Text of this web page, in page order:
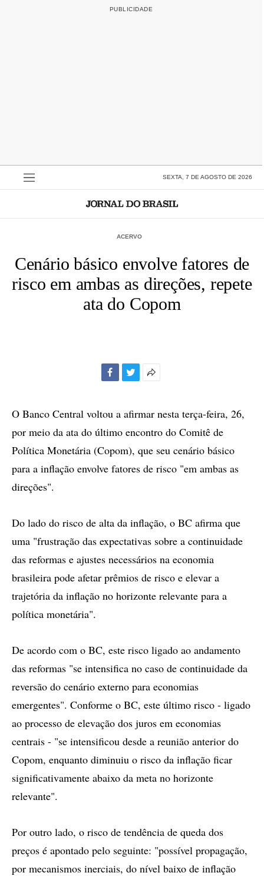
SEXTA, 7 DE AGOSTO DE 2026
ACERVO
Cenário básico envolve fatores de
risco em ambas as direções, repete
ata do Copom
compartilhamento
O Banco Central voltou a afirmar nesta terça-feira, 26,
por meio da ata do último encontro do Comitê de
Política Monetária (Copom), que seu cenário básico
para a inflação envolve fatores de risco "em ambas as
direções".
Do lado do risco de alta da inflação, o BC afirma que
uma "frustração das expectativas sobre a continuidade
das reformas e ajustes necessários na economia
brasileira pode afetar prêmios de risco e elevar a
trajetória da inflação no horizonte relevante para a
política monetária".
De acordo com o BC, este risco ligado ao andamento
das reformas "se intensifica no caso de continuidade da
reversão do cenário externo para economias
emergentes". Conforme o BC, este último risco - ligado
ao processo de elevação dos juros em economias
centrais - "se intensificou desde a reunião anterior do
Copom, enquanto diminuiu o risco da inflação ficar
significativamente abaixo da meta no horizonte
relevante".
Por outro lado, o risco de tendência de queda dos
preços é apontado pelo seguinte: "possível propagação,
por mecanismos inerciais, do nível baixo de inflação